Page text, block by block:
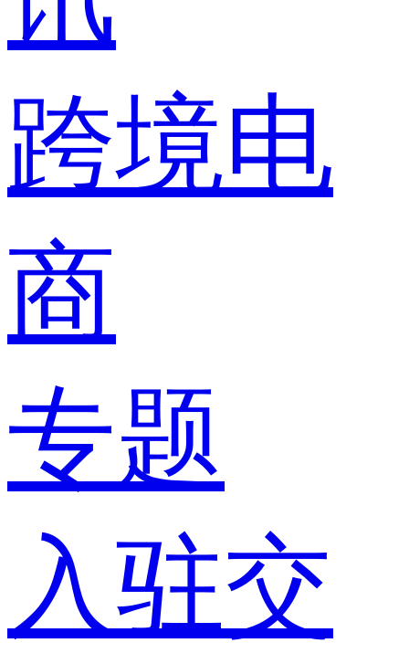
跨境电
商
专题
入驻交